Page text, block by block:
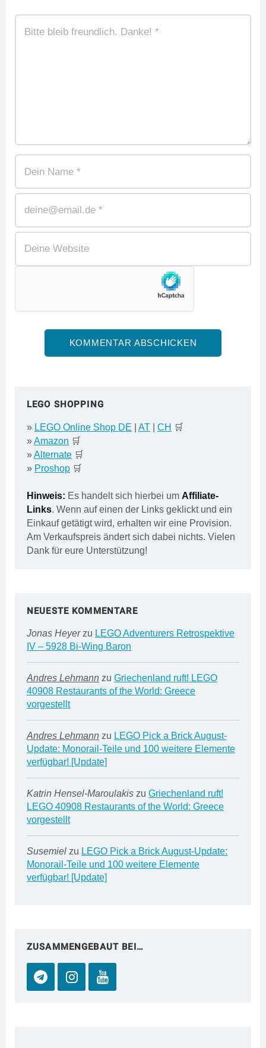
LEGO SHOPPING
» LEGO Online Shop DE AT CH 🛒
»Amazon 🛒
»Alternate 🛒
» Proshop 🛒
Hinweis: Es handelt sich hierbei um Affiliate-
Links. Wenn auf einen der Links geklickt und ein
Einkauf getätigt wird, erhalten wir eine Provision.
Am Verkaufspreis ändert sich dabei nichts. Vielen
Dank für eure Unterstützung!
NEUESTE KOMMENTARE
Jonas Heyerzu LEGO Adventurers Retrospektive
IV – 5928 Bi-Wing Baron
Andres Lehmann zu Griechenland ruft! LEGO
40908 Restaurants of the World: Greece
vorgestellt
Andres Lehmann zu LEGO Pick a Brick August-
Update: Monorail-Teile und 100 weitere Elemente
verfügbar! [Update]
Katrin Hensel-Maroulakis zu Griechenland ruft!
LEGO 40908 Restaurants of the World: Greece
vorgestellt
Susemiel zu LEGO Pick a Brick August-Update:
Monorail-Teile und 100 weitere Elemente
verfügbar! [Update]
ZUSAMMENGEBAUT BEI…